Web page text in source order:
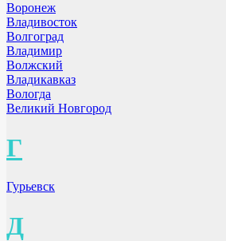
Воронеж
Владивосток
Волгоград
Владимир
Волжский
Владикавказ
Вологда
Великий Новгород
Г
Гурьевск
Д